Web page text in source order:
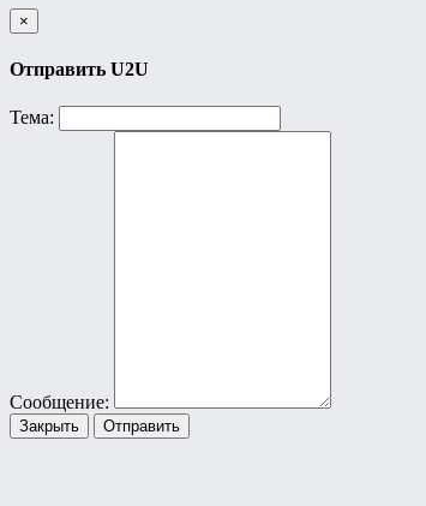
×
Отправить U2U
Тема:
Сообщение:
Закрыть Отправить